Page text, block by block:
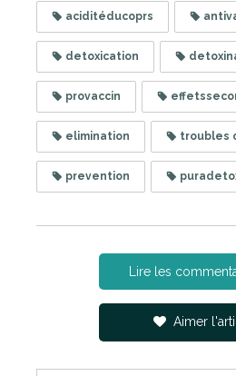
aciditéducoprs
detoxication
provaccin
elimination troubles
prevention
Lire les
Aimer